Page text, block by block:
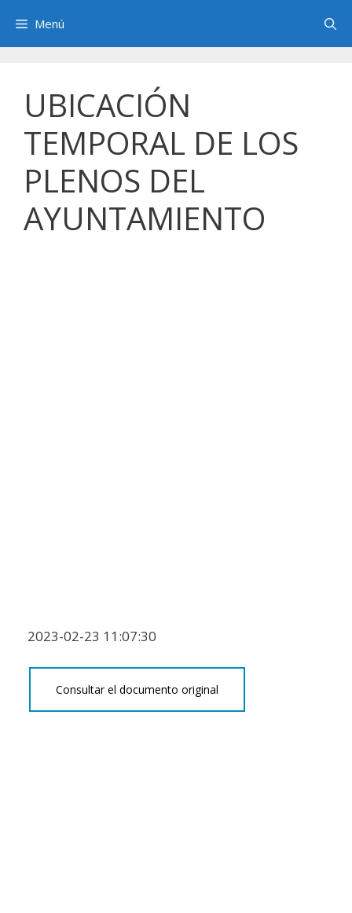
contenido
Menú
UBICACIÓN
TEMPORAL DE LOS
PLENOS DEL
AYUNTAMIENTO
2023-02-23 11:07:30
Consultar el documento original